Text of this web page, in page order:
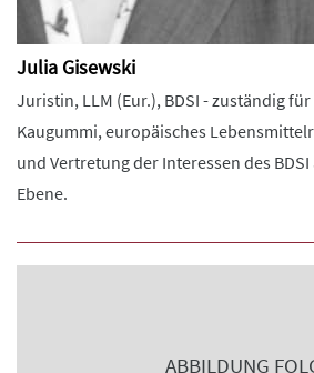
Julia Gisewski
Juristin, LLM (Eur.), BDSI - zuständig
Kaugummi, europäisches
und Vertretung der Interessen des
Ebene.
ABBILDUNG